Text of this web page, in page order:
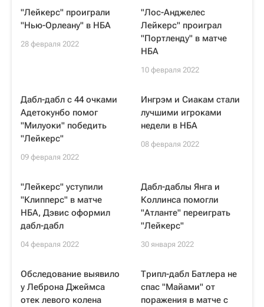
"Лейкерс" проиграли
"Нью-Орлеану" в НБА
28 февраля 2022
"Лос-Анджелес
Лейкерс" проиграл
"Портленду" в матче
НБА
10 февраля 2022
Дабл-дабл с 44 очками
Адетокунбо помог
"Милуоки" победить
"Лейкерс"
09 февраля 2022
Ингрэм и Сиакам стали
лучшими игроками
недели в НБА
08 февраля 2022
"Лейкерс" уступили
"Клипперс" в матче
НБА, Дэвис оформил
дабл-дабл
04 февраля 2022
Дабл-даблы Янга и
Коллинса помогли
"Атланте" переиграть
"Лейкерс"
30 января 2022
Обследование выявило
у Леброна Джеймса
отек левого колена
Трипл-дабл Батлера не
спас "Майами" от
поражения в матче с